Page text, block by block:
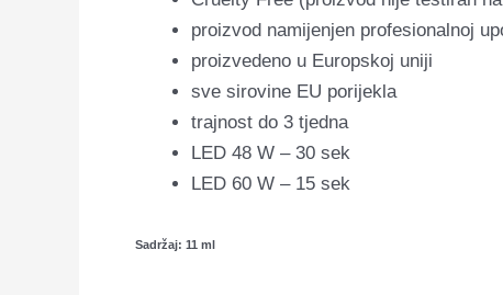
proizvod namijenjen profesionalnoj
proizvedeno u Europskoj uniji
sve sirovine EU porijekla
trajnost do 3 tjedna
LED 48 W – 30 sek
LED 60 W – 15 sek
Sadržaj: 11 ml